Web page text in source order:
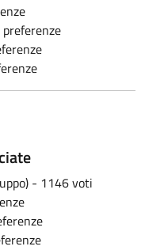
- 1146 voti